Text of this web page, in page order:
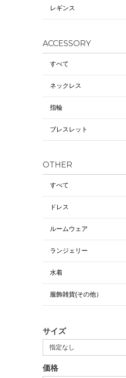
レギンス
ACCESSORY
すべて
ネックレス
指輪
ブレスレット
OTHER
すべて
ドレス
ルームウェア
ランジェリー
水着
服飾雑貨(その他）
サイズ
価格